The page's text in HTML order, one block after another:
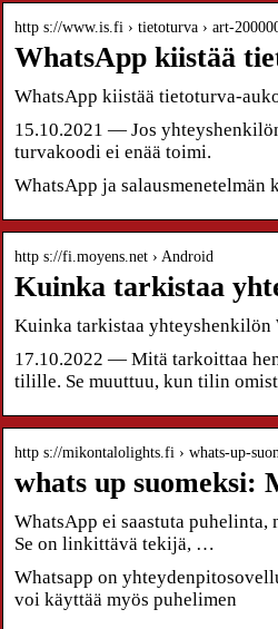
http s://www.is.fi › tietoturva › art-
WhatsApp kiistää
WhatsApp kiistää tietoturva-
15.10.2021 — Jos
turvakoodi ei enää toimi.
WhatsApp ja
http s://fi.moyens.net › Android
Kuinka tarkistaa
Kuinka tarkistaa
17.10.2022 — Mitä tarkoittaa
tilille. Se muuttuu, kun tilin
http s://mikontalolights.fi › whats-up-
whats up suomeksi:
WhatsApp ei saastuta
Se on linkittävä tekijä, …
Whatsapp on
voi käyttää myös puhelimen